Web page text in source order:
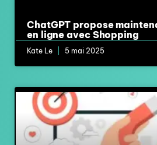
ChatGPT propose
en ligne avec Shopping
Kate Le 5 mai 2025